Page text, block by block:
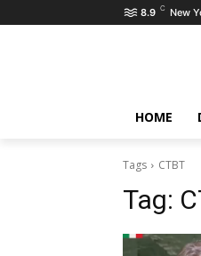
8.9 C New
HOME
Tags CTBT
Tag: